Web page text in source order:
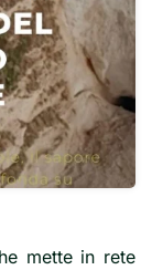
mette in rete